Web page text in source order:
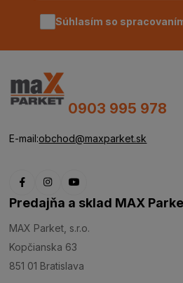
Súhlasím so
0903 995 978
E-mail:obchod@maxparket.sk
Predajňa a sklad MAX
MAX Parket, s.r.o.
Kopčianska 63
851 01 Bratislava